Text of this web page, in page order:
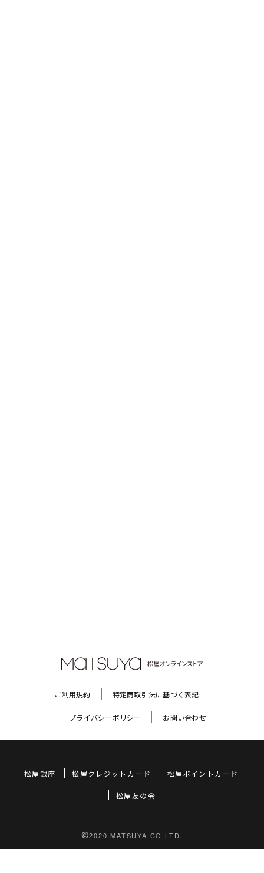
ご利用規約 特定商取引法に基づく表記
プライバシーポリシー お問い合わせ
松屋銀座 松屋クレジットカード 松屋ポイントカード
松屋友の会
©2020 MATSUYA CO,LTD.